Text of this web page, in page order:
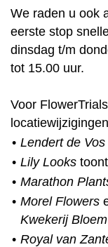
We raden u ook
eerste stop
dinsdag t/m
tot 15.00 uur.
Voor
• Lendert de Vos
• Lily Looks
• Marathon
• Morel Flowers
Kwekerij
• Royal van